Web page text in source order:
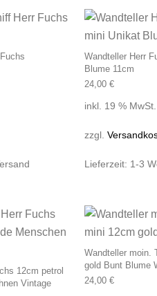
Wandteller Herr
Blume 11cm
24,00 €
inkl. 19 % MwSt.
zzgl.
Lieferzeit: 1-3
12cm petrol
Vintage
Wandteller moin.
gold Bunt Blume
24,00 €